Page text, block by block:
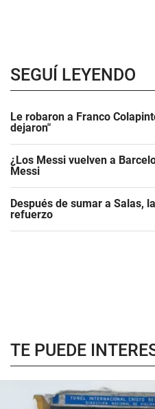
SEGUÍ LEYENDO
Le robaron a Franco
dejaron"
¿Los Messi vuelven a
Messi
Después de sumar a Salas,
refuerzo
TE PUEDE